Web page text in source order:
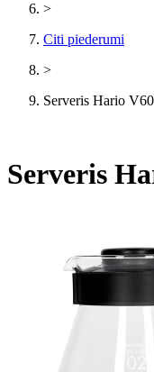
>
Citi piederumi
>
Serveris Hario
Serveris